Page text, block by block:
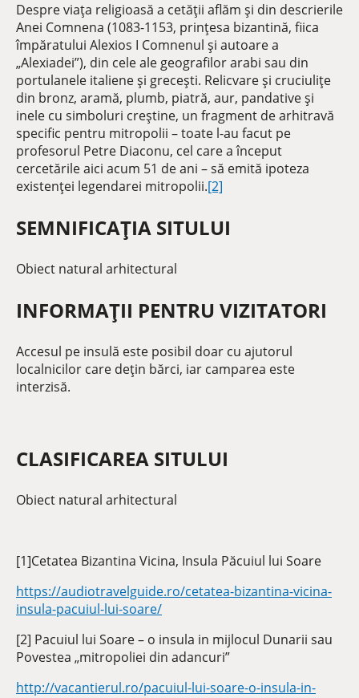
Despre viața religioasă a cetății aflăm și din descrierile
Anei Comnena (1083-1153, prințesa bizantină, fiica
împăratului Alexios I Comnenul și autoare a
„Alexiadei”), din cele ale geografilor arabi sau din
portulanele italiene și grecești. Relicvare și cruciulițe
din bronz, aramă, plumb, piatră, aur, pandative și
inele cu simboluri creștine, un fragment de arhitravă
specific pentru mitropolii – toate l-au facut pe
profesorul Petre Diaconu, cel care a început
cercetările aici acum 51 de ani – să emită ipoteza
existenței legendarei mitropolii.[2]
SEMNIFICAȚIA SITULUI
Obiect natural arhitectural
INFORMAȚII PENTRU VIZITATORI
Accesul pe insulă este posibil doar cu ajutorul
localnicilor care deţin bărci, iar camparea este
interzisă.
CLASIFICAREA SITULUI
Obiect natural arhitectural
[1]Cetatea Bizantina Vicina, Insula Păcuiul lui Soare
https://audiotravelguide.ro/cetatea-bizantina-vicina-
insula-pacuiul-lui-soare/
[2] Pacuiul lui Soare – o insula in mijlocul Dunarii sau
Povestea „mitropoliei din adancuri”
http://vacantierul.ro/pacuiul-lui-soare-o-insula-in-